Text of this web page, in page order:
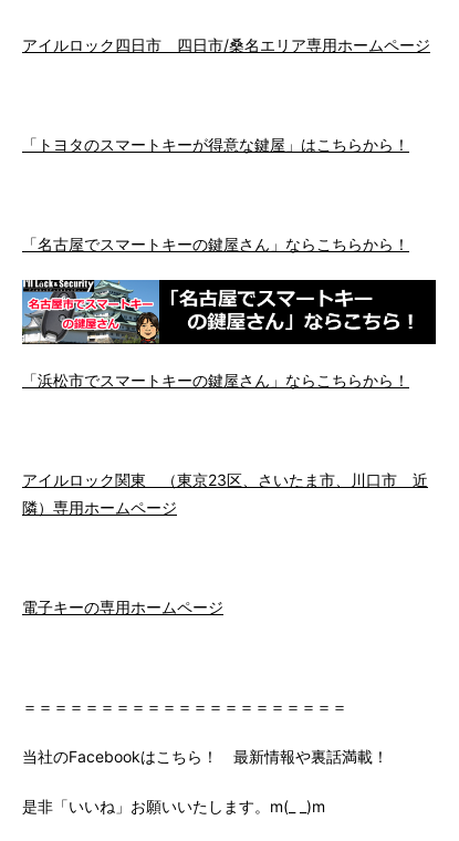
アイルロック四日市 四日市/桑名エリア専用ホームページ
「トヨタのスマートキーが得意な鍵屋」はこちらから！
「名古屋でスマートキーの鍵屋さん」ならこちらから！
「浜松市でスマートキーの鍵屋さん」ならこちらから！
アイルロック関東 （東京23区、さいたま市、川口市 近
隣）専用ホームページ
電子キーの専用ホームページ
＝＝＝＝＝＝＝＝＝＝＝＝＝＝＝＝＝＝＝＝＝
当社のFacebookはこちら！ 最新情報や裏話満載！
是非「いいね」お願いいたします。m(_ _)m